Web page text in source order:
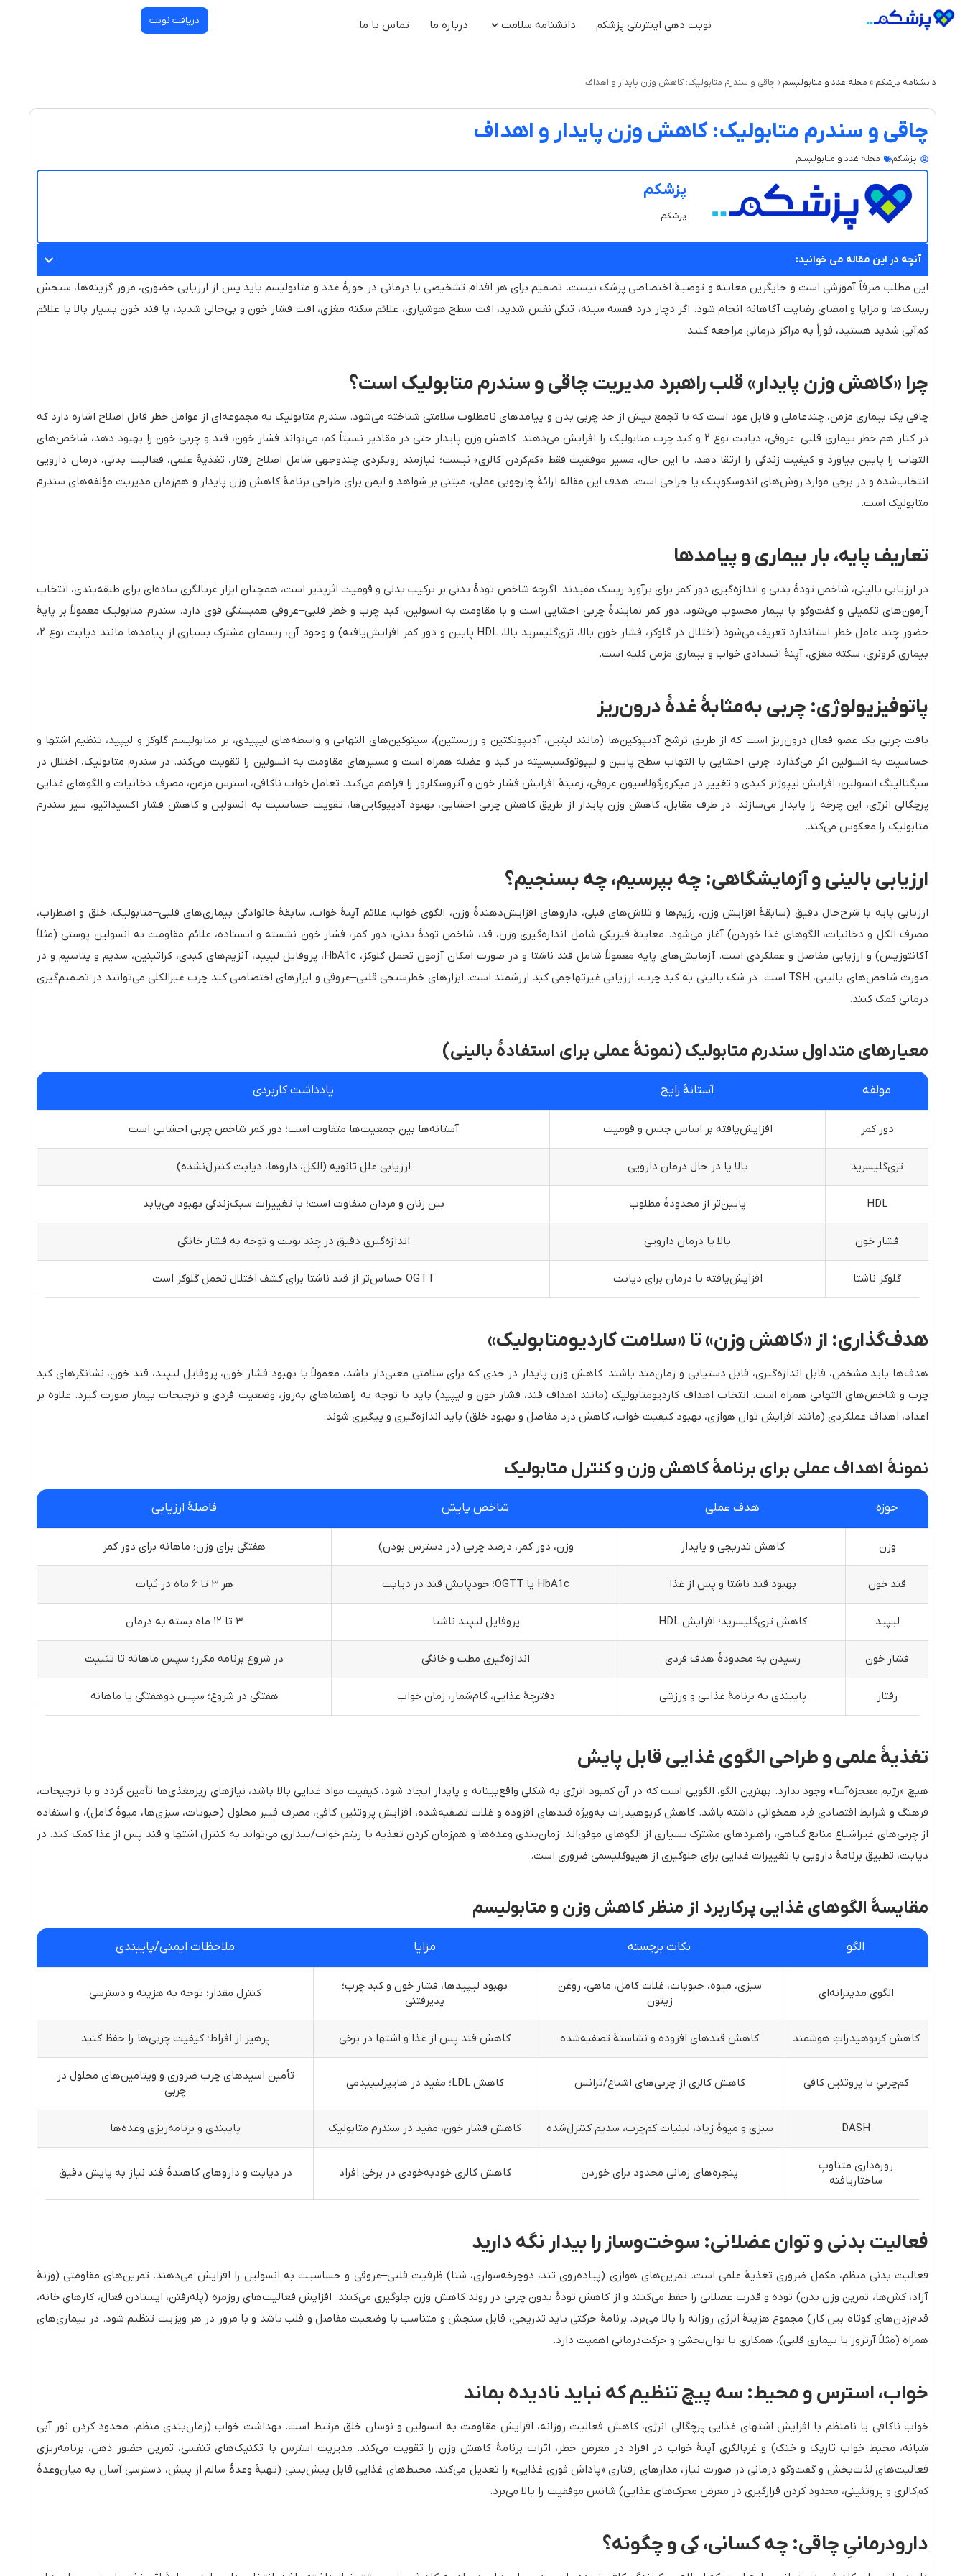
نوبت دهی اینترنتی پزشکم دانشنامه سلامت درباره ما تماس با ما دریافت نوبت
دانشنامه پزشکم » مجله غدد و متابولیسم » چاقی و سندرم متابولیک: کاهش وزن پایدار و اهداف
چاقی و سندرم متابولیک: کاهش وزن پایدار و اهداف
پزشکم مجله غدد و متابولیسم
پزشکم
پزشکم
آنچه در این مقاله می خوانید:
این مطلب صرفاً آموزشی است و جایگزین معاینه و توصیهٔ اختصاصی پزشک نیست. تصمیم برای هر اقدام تشخیصی یا درمانی در حوزهٔ غدد و متابولیسم باید پس از ارزیابی حضوری، مرور گزینه‌ها، سنجش
ریسک‌ها و مزایا و امضای رضایت آگاهانه انجام شود. اگر دچار درد قفسه سینه، تنگی نفس شدید، افت سطح هوشیاری، علائم سکته مغزی، افت فشار خون و بی‌حالی شدید، یا قند خون بسیار بالا با علائم
کم‌آبی شدید هستید، فوراً به مراکز درمانی مراجعه کنید.
چرا «کاهش وزن پایدار» قلب راهبرد مدیریت چاقی و سندرم متابولیک است؟
چاقی یک بیماری مزمن، چندعاملی و قابل عود است که با تجمع بیش از حد چربی بدن و پیامدهای نامطلوب سلامتی شناخته می‌شود. سندرم متابولیک به مجموعه‌ای از عوامل خطر قابل اصلاح اشاره دارد که
در کنار هم خطر بیماری قلبی–عروقی، دیابت نوع ۲ و کبد چرب متابولیک را افزایش می‌دهند. کاهش وزن پایدار حتی در مقادیر نسبتاً کم، می‌تواند فشار خون، قند و چربی خون را بهبود دهد، شاخص‌های
التهاب را پایین بیاورد و کیفیت زندگی را ارتقا دهد. با این حال، مسیر موفقیت فقط «کم‌کردن کالری» نیست؛ نیازمند رویکردی چندوجهی شامل اصلاح رفتار، تغذیهٔ علمی، فعالیت بدنی، درمان دارویی
انتخاب‌شده و در برخی موارد روش‌های اندوسکوپیک یا جراحی است. هدف این مقاله ارائهٔ چارچوبی عملی، مبتنی بر شواهد و ایمن برای طراحی برنامهٔ کاهش وزن پایدار و هم‌زمان مدیریت مؤلفه‌های سندرم
متابولیک است.
تعاریف پایه، بار بیماری و پیامدها
در ارزیابی بالینی، شاخص تودهٔ بدنی و اندازه‌گیری دور کمر برای برآورد ریسک مفیدند. اگرچه شاخص تودهٔ بدنی بر ترکیب بدنی و قومیت اثرپذیر است، همچنان ابزار غربالگری ساده‌ای برای طبقه‌بندی، انتخاب
آزمون‌های تکمیلی و گفت‌وگو با بیمار محسوب می‌شود. دور کمر نمایندهٔ چربی احشایی است و با مقاومت به انسولین، کبد چرب و خطر قلبی–عروقی همبستگی قوی دارد. سندرم متابولیک معمولاً بر پایهٔ
حضور چند عامل خطر استاندارد تعریف می‌شود (اختلال در گلوکز، فشار خون بالا، تری‌گلیسرید بالا، HDL پایین و دور کمر افزایش‌یافته) و وجود آن، ریسمان مشترک بسیاری از پیامدها مانند دیابت نوع ۲،
بیماری کرونری، سکته مغزی، آپنهٔ انسدادی خواب و بیماری مزمن کلیه است.
پاتوفیزیولوژی: چربی به‌مثابهٔ غدهٔ درون‌ریز
بافت چربی یک عضو فعال درون‌ریز است که از طریق ترشح آدیپوکین‌ها (مانند لپتین، آدیپونکتین و رزیستین)، سیتوکین‌های التهابی و واسطه‌های لیپیدی، بر متابولیسم گلوکز و لیپید، تنظیم اشتها و
حساسیت به انسولین اثر می‌گذارد. چربی احشایی با التهاب سطح پایین و لیپوتوکسیسیته در کبد و عضله همراه است و مسیرهای مقاومت به انسولین را تقویت می‌کند. در سندرم متابولیک، اختلال در
سیگنالینگ انسولین، افزایش لیپوژنز کبدی و تغییر در میکرورگولاسیون عروقی، زمینهٔ افزایش فشار خون و آتروسکلروز را فراهم می‌کند. تعامل خواب ناکافی، استرس مزمن، مصرف دخانیات و الگوهای غذایی
پرچگالی انرژی، این چرخه را پایدار می‌سازند. در طرف مقابل، کاهش وزن پایدار از طریق کاهش چربی احشایی، بهبود آدیپوکاین‌ها، تقویت حساسیت به انسولین و کاهش فشار اکسیداتیو، سیر سندرم
متابولیک را معکوس می‌کند.
ارزیابی بالینی و آزمایشگاهی: چه بپرسیم، چه بسنجیم؟
ارزیابی پایه با شرح‌حال دقیق (سابقهٔ افزایش وزن، رژیم‌ها و تلاش‌های قبلی، داروهای افزایش‌دهندهٔ وزن، الگوی خواب، علائم آپنهٔ خواب، سابقهٔ خانوادگی بیماری‌های قلبی–متابولیک، خلق و اضطراب،
مصرف الکل و دخانیات، الگوهای غذا خوردن) آغاز می‌شود. معاینهٔ فیزیکی شامل اندازه‌گیری وزن، قد، شاخص تودهٔ بدنی، دور کمر، فشار خون نشسته و ایستاده، علائم مقاومت به انسولین پوستی (مثلاً
آکانتوزیس) و ارزیابی مفاصل و عملکردی است. آزمایش‌های پایه معمولاً شامل قند ناشتا و در صورت امکان آزمون تحمل گلوکز، HbA1c، پروفایل لیپید، آنزیم‌های کبدی، کراتینین، سدیم و پتاسیم و در
صورت شاخص‌های بالینی، TSH است. در شک بالینی به کبد چرب، ارزیابی غیرتهاجمی کبد ارزشمند است. ابزارهای خطرسنجی قلبی–عروقی و ابزارهای اختصاصی کبد چرب غیرالکلی می‌توانند در تصمیم‌گیری
درمانی کمک کنند.
معیارهای متداول سندرم متابولیک (نمونهٔ عملی برای استفادهٔ بالینی)
مولفه آستانهٔ رایج یادداشت کاربردی
دور کمر افزایش‌یافته بر اساس جنس و قومیت آستانه‌ها بین جمعیت‌ها متفاوت است؛ دور کمر شاخص چربی احشایی است
تری‌گلیسرید بالا یا در حال درمان دارویی ارزیابی علل ثانویه (الکل، داروها، دیابت کنترل‌نشده)
HDL پایین‌تر از محدودهٔ مطلوب بین زنان و مردان متفاوت است؛ با تغییرات سبک‌زندگی بهبود می‌یابد
فشار خون بالا یا درمان دارویی اندازه‌گیری دقیق در چند نوبت و توجه به فشار خانگی
گلوکز ناشتا افزایش‌یافته یا درمان برای دیابت OGTT حساس‌تر از قند ناشتا برای کشف اختلال تحمل گلوکز است
هدف‌گذاری: از «کاهش وزن» تا «سلامت کاردیو‌متابولیک»
هدف‌ها باید مشخص، قابل اندازه‌گیری، قابل دستیابی و زمان‌مند باشند. کاهش وزن پایدار در حدی که برای سلامتی معنی‌دار باشد، معمولاً با بهبود فشار خون، پروفایل لیپید، قند خون، نشانگرهای کبد
چرب و شاخص‌های التهابی همراه است. انتخاب اهداف کاردیومتابولیک (مانند اهداف قند، فشار خون و لیپید) باید با توجه به راهنماهای به‌روز، وضعیت فردی و ترجیحات بیمار صورت گیرد. علاوه بر
اعداد، اهداف عملکردی (مانند افزایش توان هوازی، بهبود کیفیت خواب، کاهش درد مفاصل و بهبود خلق) باید اندازه‌گیری و پیگیری شوند.
نمونهٔ اهداف عملی برای برنامهٔ کاهش وزن و کنترل متابولیک
حوزه هدف عملی شاخص پایش فاصلهٔ ارزیابی
وزن کاهش تدریجی و پایدار وزن، دور کمر، درصد چربی (در دسترس بودن) هفتگی برای وزن؛ ماهانه برای دور کمر
قند خون بهبود قند ناشتا و پس از غذا HbA1c یا OGTT؛ خودپایش قند در دیابت هر ۳ تا ۶ ماه در ثبات
لیپید کاهش تری‌گلیسرید؛ افزایش HDL پروفایل لیپید ناشتا ۳ تا ۱۲ ماه بسته به درمان
فشار خون رسیدن به محدودهٔ هدف فردی اندازه‌گیری مطب و خانگی در شروع برنامه مکرر؛ سپس ماهانه تا تثبیت
رفتار پایبندی به برنامهٔ غذایی و ورزشی دفترچهٔ غذایی، گام‌شمار، زمان خواب هفتگی در شروع؛ سپس دو‌هفتگی یا ماهانه
تغذیهٔ علمی و طراحی الگوی غذایی قابل پایش
هیچ «رژیم معجزه‌آسا» وجود ندارد. بهترین الگو، الگویی است که در آن کمبود انرژی به شکلی واقع‌بینانه و پایدار ایجاد شود، کیفیت مواد غذایی بالا باشد، نیازهای ریزمغذی‌ها تأمین گردد و با ترجیحات،
فرهنگ و شرایط اقتصادی فرد همخوانی داشته باشد. کاهش کربوهیدرات به‌ویژه قندهای افزوده و غلات تصفیه‌شده، افزایش پروتئین کافی، مصرف فیبر محلول (حبوبات، سبزی‌ها، میوهٔ کامل)، و استفاده
از چربی‌های غیراشباع منابع گیاهی، راهبردهای مشترک بسیاری از الگوهای موفق‌اند. زمان‌بندی وعده‌ها و هم‌زمان کردن تغذیه با ریتم خواب/بیداری می‌تواند به کنترل اشتها و قند پس از غذا کمک کند. در
دیابت، تطبیق برنامهٔ دارویی با تغییرات غذایی برای جلوگیری از هیپوگلیسمی ضروری است.
مقایسهٔ الگوهای غذایی پرکاربرد از منظر کاهش وزن و متابولیسم
الگو نکات برجسته مزایا ملاحظات ایمنی/پایبندی
الگوی مدیترانه‌ای
سبزی، میوه، حبوبات، غلات کامل، ماهی، روغن
زیتون
بهبود لیپیدها، فشار خون و کبد چرب؛
پذیرفتنی
کنترل مقدار؛ توجه به هزینه و دسترسی
کاهش کربوهیدراتِ هوشمند کاهش قندهای افزوده و نشاستهٔ تصفیه‌شده کاهش قند پس از غذا و اشتها در برخی پرهیز از افراط؛ کیفیت چربی‌ها را حفظ کنید
کم‌چربیِ با پروتئین کافی کاهش کالری از چربی‌های اشباع/ترانس کاهش LDL؛ مفید در هایپرلیپیدمی
تأمین اسیدهای چرب ضروری و ویتامین‌های محلول در
چربی
DASH سبزی و میوهٔ زیاد، لبنیات کم‌چرب، سدیم کنترل‌شده کاهش فشار خون، مفید در سندرم متابولیک پایبندی و برنامه‌ریزی وعده‌ها
روزه‌داری متناوبِ
ساختاریافته
پنجره‌های زمانی محدود برای خوردن کاهش کالری خودبه‌خودی در برخی افراد در دیابت و داروهای کاهندهٔ قند نیاز به پایش دقیق
فعالیت بدنی و توان عضلانی: سوخت‌وساز را بیدار نگه دارید
فعالیت بدنی منظم، مکمل ضروری تغذیهٔ علمی است. تمرین‌های هوازی (پیاده‌روی تند، دوچرخه‌سواری، شنا) ظرفیت قلبی–عروقی و حساسیت به انسولین را افزایش می‌دهند. تمرین‌های مقاومتی (وزنهٔ
آزاد، کش‌ها، تمرین وزن بدن) توده و قدرت عضلانی را حفظ می‌کنند و از کاهش تودهٔ بدون چربی در روند کاهش وزن جلوگیری می‌کنند. افزایش فعالیت‌های روزمره (پله‌رفتن، ایستادن فعال، کارهای خانه،
قدم‌زدن‌های کوتاه بین کار) مجموع هزینهٔ انرژی روزانه را بالا می‌برد. برنامهٔ حرکتی باید تدریجی، قابل سنجش و متناسب با وضعیت مفاصل و قلب باشد و با مرور در هر ویزیت تنظیم شود. در بیماری‌های
همراه (مثلاً آرتروز یا بیماری قلبی)، همکاری با توان‌بخشی و حرکت‌درمانی اهمیت دارد.
خواب، استرس و محیط: سه پیچ تنظیم که نباید نادیده بماند
خواب ناکافی یا نامنظم با افزایش اشتهای غذایی پرچگالی انرژی، کاهش فعالیت روزانه، افزایش مقاومت به انسولین و نوسان خلق مرتبط است. بهداشت خواب (زمان‌بندی منظم، محدود کردن نور آبی
شبانه، محیط خواب تاریک و خنک) و غربالگری آپنهٔ خواب در افراد در معرض خطر، اثرات برنامهٔ کاهش وزن را تقویت می‌کند. مدیریت استرس با تکنیک‌های تنفسی، تمرین حضور ذهن، برنامه‌ریزی
فعالیت‌های لذت‌بخش و گفت‌وگو درمانی در صورت نیاز، مدارهای رفتاری «پاداش فوری غذایی» را تعدیل می‌کند. محیط‌های غذایی قابل پیش‌بینی (تهیهٔ وعدهٔ سالم از پیش، دسترسی آسان به میان‌وعدهٔ
کم‌کالری و پروتئینی، محدود کردن قرارگیری در معرض محرک‌های غذایی) شانس موفقیت را بالا می‌برد.
دارودرمانیِ چاقی: چه کسانی، کِی و چگونه؟